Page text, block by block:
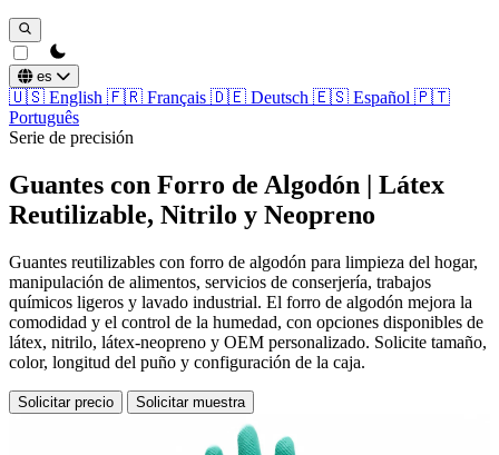
theme switcher
es
🇺🇸 English 🇫🇷 Français 🇩🇪 Deutsch 🇪🇸 Español 🇵🇹
Português
Serie de precisión
Guantes con Forro de Algodón | Látex
Reutilizable, Nitrilo y Neopreno
Guantes reutilizables con forro de algodón para limpieza del hogar,
manipulación de alimentos, servicios de conserjería, trabajos
químicos ligeros y lavado industrial. El forro de algodón mejora la
comodidad y el control de la humedad, con opciones disponibles de
látex, nitrilo, látex-neopreno y OEM personalizado. Solicite tamaño,
color, longitud del puño y configuración de la caja.
Solicitar precio Solicitar muestra